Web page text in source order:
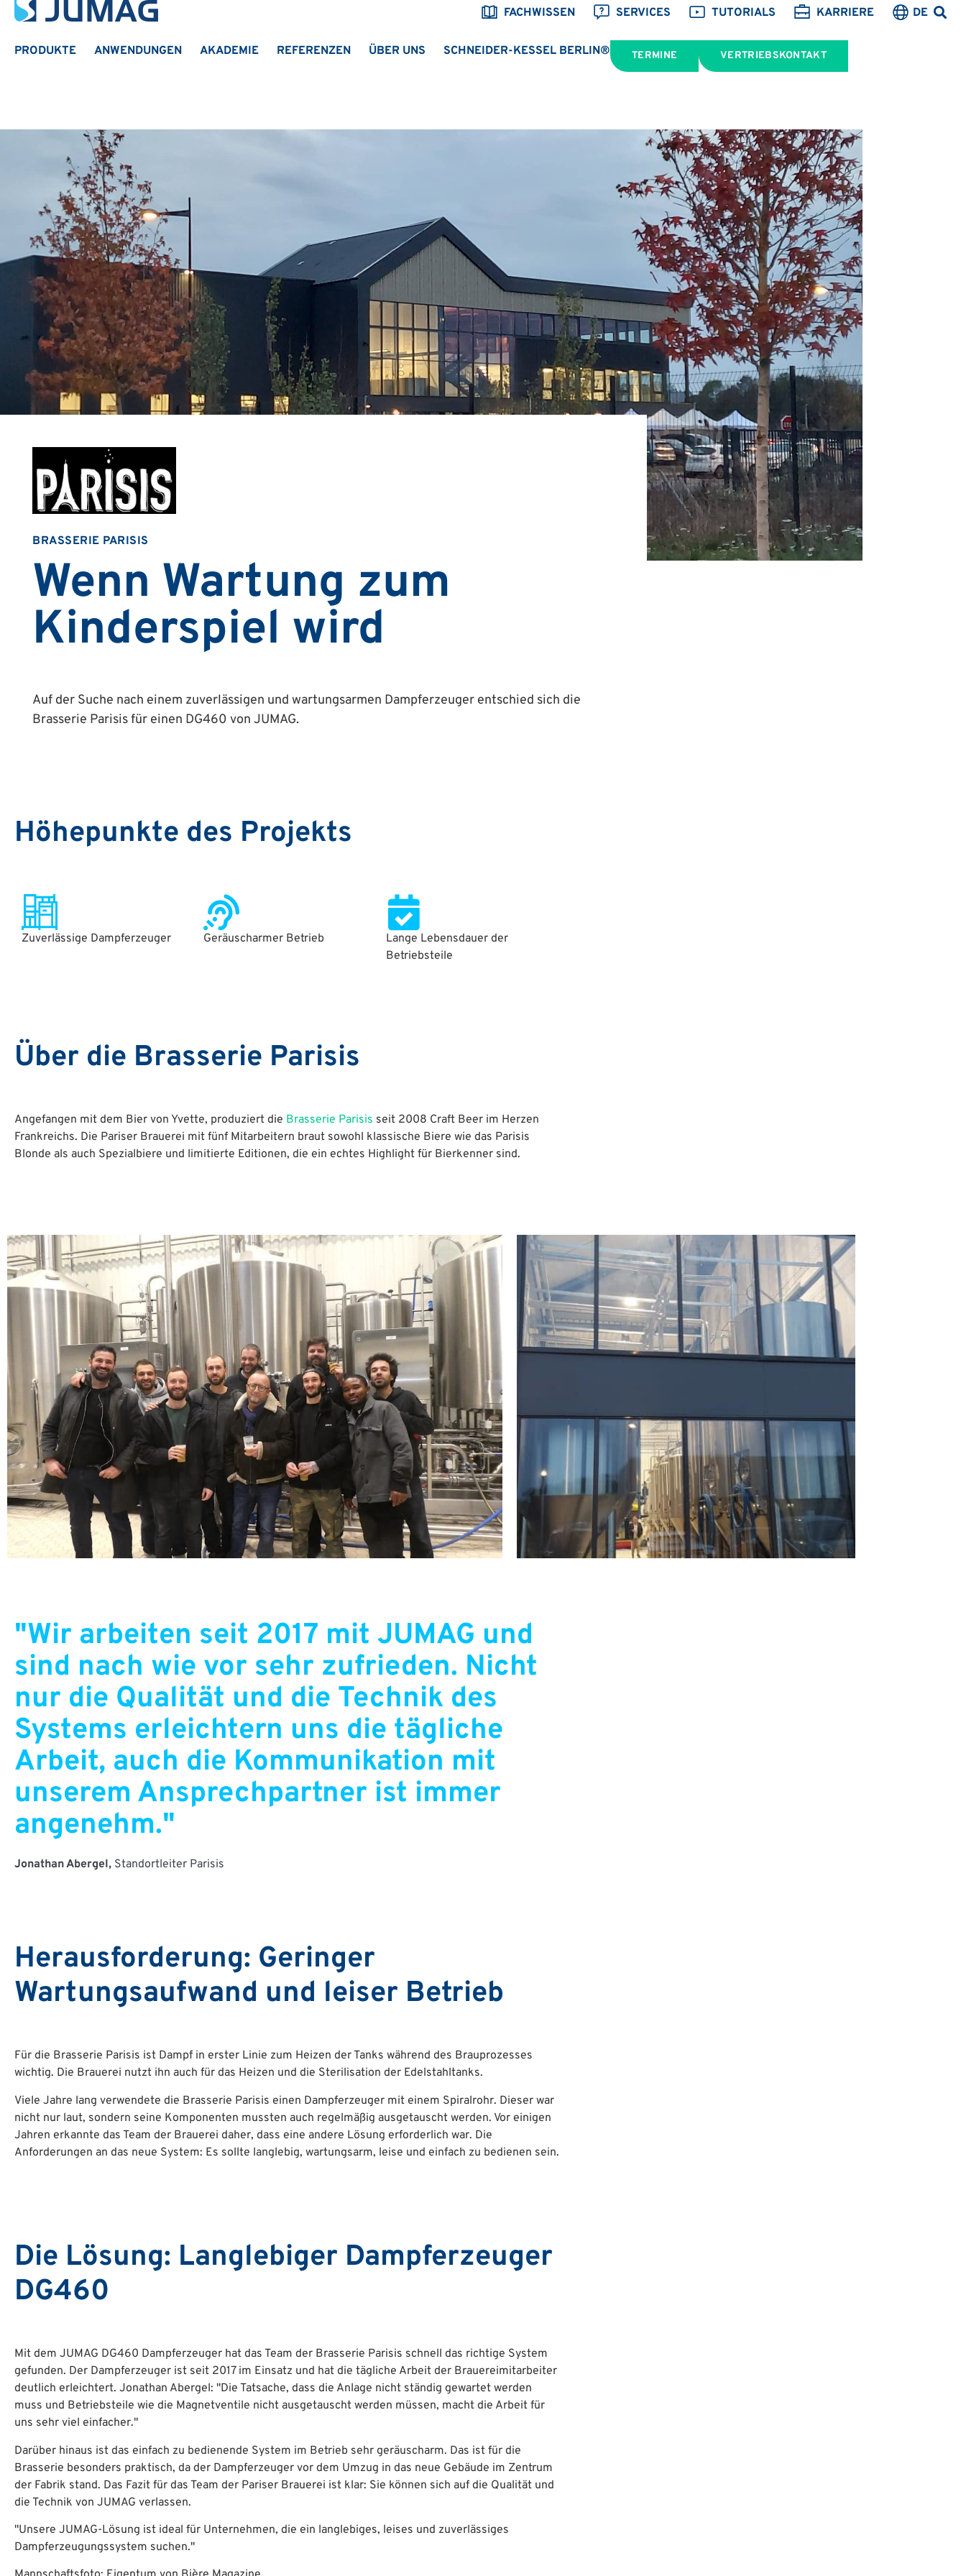
FACHWISSEN SERVICES TUTORIALS KARRIERE DE
PRODUKTE ANWENDUNGEN AKADEMIE REFERENZEN ÜBER UNS SCHNEIDER-KESSEL BERLIN® TERMINE VERTRIEBSKONTAKT
BRASSERIE PARISIS
Wenn Wartung zum
Kinderspiel wird
Auf der Suche nach einem zuverlässigen und wartungsarmen Dampferzeuger entschied sich die
Brasserie Parisis für einen DG460 von JUMAG.
Höhepunkte des Projekts
Zuverlässige Dampferzeuger Geräuscharmer Betrieb
Lange Lebensdauer der
Betriebsteile
Über die Brasserie Parisis
Angefangen mit dem Bier von Yvette, produziert die Brasserie Parisis seit 2008 Craft Beer im Herzen
Frankreichs. Die Pariser Brauerei mit fünf Mitarbeitern braut sowohl klassische Biere wie das Parisis
Blonde als auch Spezialbiere und limitierte Editionen, die ein echtes Highlight für Bierkenner sind.
"Wir arbeiten seit 2017 mit JUMAG und
sind nach wie vor sehr zufrieden. Nicht
nur die Qualität und die Technik des
Systems erleichtern uns die tägliche
Arbeit, auch die Kommunikation mit
unserem Ansprechpartner ist immer
angenehm."
Jonathan Abergel, Standortleiter Parisis
Herausforderung: Geringer
Wartungsaufwand und leiser Betrieb
Für die Brasserie Parisis ist Dampf in erster Linie zum Heizen der Tanks während des Brauprozesses
wichtig. Die Brauerei nutzt ihn auch für das Heizen und die Sterilisation der Edelstahltanks.
Viele Jahre lang verwendete die Brasserie Parisis einen Dampferzeuger mit einem Spiralrohr. Dieser war
nicht nur laut, sondern seine Komponenten mussten auch regelmäßig ausgetauscht werden. Vor einigen
Jahren erkannte das Team der Brauerei daher, dass eine andere Lösung erforderlich war. Die
Anforderungen an das neue System: Es sollte langlebig, wartungsarm, leise und einfach zu bedienen sein.
Die Lösung: Langlebiger Dampferzeuger
DG460
Mit dem JUMAG DG460 Dampferzeuger hat das Team der Brasserie Parisis schnell das richtige System
gefunden. Der Dampferzeuger ist seit 2017 im Einsatz und hat die tägliche Arbeit der Brauereimitarbeiter
deutlich erleichtert. Jonathan Abergel: "Die Tatsache, dass die Anlage nicht ständig gewartet werden
muss und Betriebsteile wie die Magnetventile nicht ausgetauscht werden müssen, macht die Arbeit für
uns sehr viel einfacher."
Darüber hinaus ist das einfach zu bedienende System im Betrieb sehr geräuscharm. Das ist für die
Brasserie besonders praktisch, da der Dampferzeuger vor dem Umzug in das neue Gebäude im Zentrum
der Fabrik stand. Das Fazit für das Team der Pariser Brauerei ist klar: Sie können sich auf die Qualität und
die Technik von JUMAG verlassen.
"Unsere JUMAG-Lösung ist ideal für Unternehmen, die ein langlebiges, leises und zuverlässiges
Dampferzeugungssystem suchen."